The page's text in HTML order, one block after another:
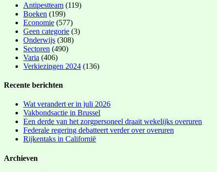
Antipestteam (119)
Boeken (199)
Economie (577)
Geen categorie (3)
Onderwijs (308)
Sectoren (490)
Varia (406)
Verkiezingen 2024 (136)
Recente berichten
Wat verandert er in juli 2026
Vakbondsactie in Brussel
Een derde van het zorgpersoneel draait wekelijks overuren
Federale regering debatteert verder over overuren
Rijkentaks in Californië
Archieven